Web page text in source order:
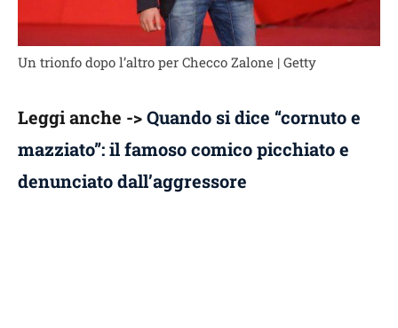
Un trionfo dopo l’altro per Checco Zalone | Getty
Leggi anche ->Quando si dice “cornuto e
mazziato”: il famoso comico picchiato e
denunciato dall’aggressore